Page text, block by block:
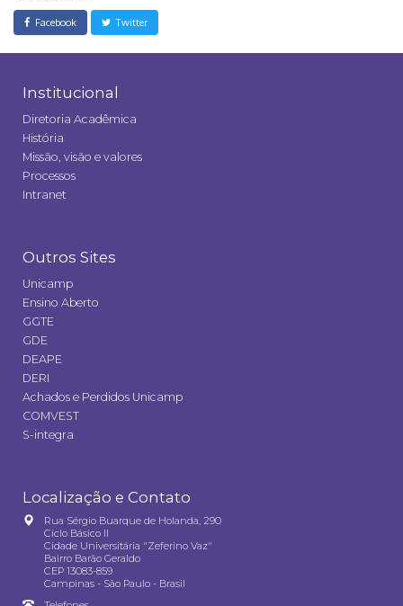
Facebook Twitter
Institucional
Diretoria Acadêmica
História
Missão, visão e valores
Processos
Intranet
Outros Sites
Unicamp
Ensino Aberto
GGTE
GDE
DEAPE
DERI
Achados e Perdidos Unicamp
COMVEST
S-integra
Localização e Contato
Rua Sérgio Buarque de Holanda, 290
Ciclo Básico II
Cidade Universitária "Zeferino Vaz"
Bairro Barão Geraldo
CEP 13083-859
Campinas - São Paulo - Brasil